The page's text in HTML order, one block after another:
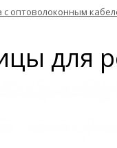
с оптоволоконным
для